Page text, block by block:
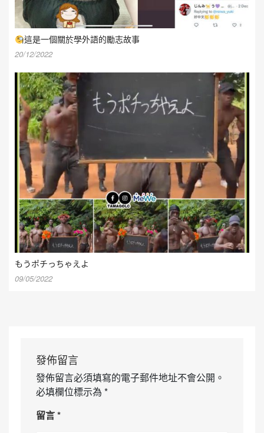
這是一個關於學外語的勵志故事
20/12/2022
もうポチっちゃえよ
09/05/2022
發佈留言
發佈留言必須填寫的電子郵件地址不會公開。
必填欄位標示為 *
留言*